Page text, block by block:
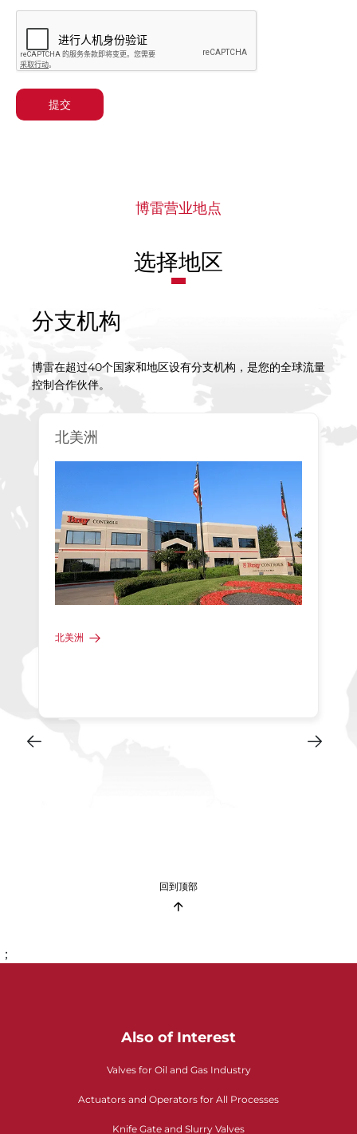
提交
博雷营业地点
选择地区
分支机构
博雷在超过40个国家和地区设有分支机构，是您的全球流量
控制合作伙伴。
北美洲
北美洲
回到顶部
；
Also of Interest
Valves for Oil and Gas Industry
Actuators and Operators for All Processes
Knife Gate and Slurry Valves